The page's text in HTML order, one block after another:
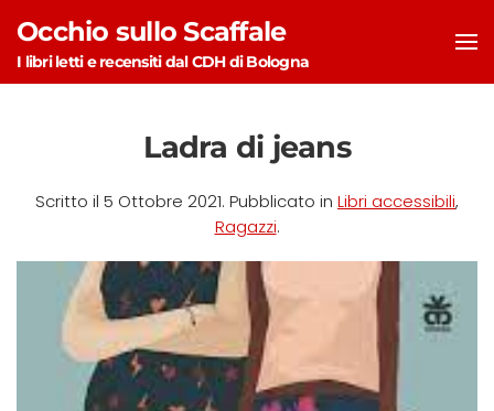
Skip to main content
Occhio sullo Scaffale
I libri letti e recensiti dal CDH di Bologna
Ladra di jeans
Scritto il 5 Ottobre 2021. Pubblicato in Libri accessibili,
Ragazzi.